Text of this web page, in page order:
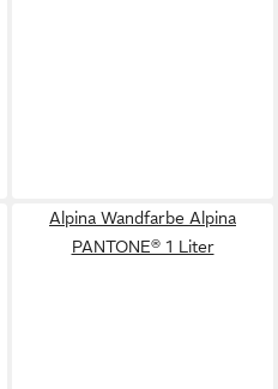
Alpina Wandfarbe Alpina
PANTONE® 1 Liter